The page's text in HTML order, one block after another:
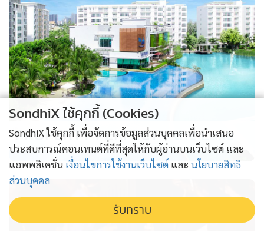
PROPERTY PERFECT -the Lake
SondhiX ใช้คุกกี้ (Cookies)
SondhiX ใช้คุกกี้ เพื่อจัดการข้อมูลส่วนบุคคลเพื่อนำเสนอ
ประสบการณ์คอนเทนต์ที่ดีที่สุดให้กับผู้อ่านบนเว็บไซต์ และ
แอพพลิเคชั่น เงื่อนไขการใช้งานเว็บไซต์ และ นโยบายสิทธิ
ส่วนบุคคล
รับทราบ